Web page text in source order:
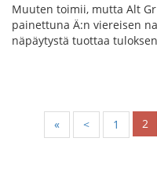
Muuten toimii, mutta Alt
painettuna Ä:n viereisen
näpäytystä tuottaa
« < 1 2